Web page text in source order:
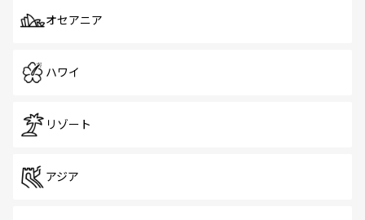
オセアニア
ハワイ
リゾート
アジア